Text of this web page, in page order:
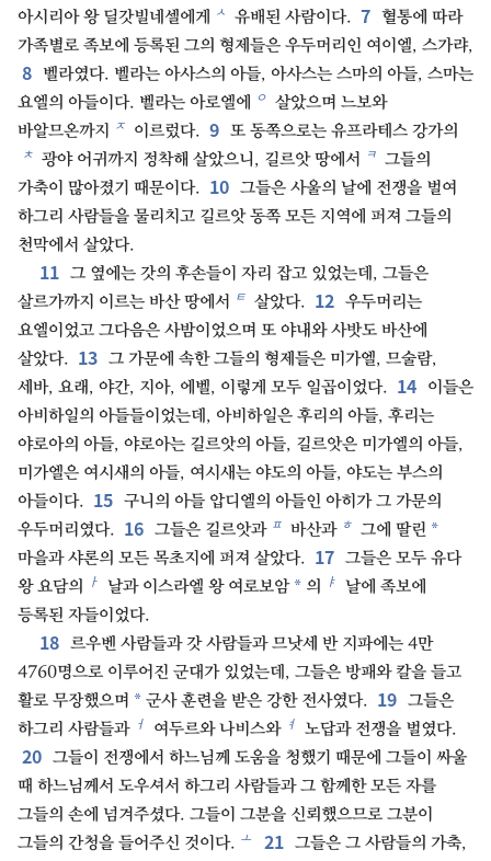
아시리아 왕 딜갓빌네셀에게
ㅅ 유배된 사람이다. 7 혈통에 따라
가족별로 족보에 등록된 그의 형제들은 우두머리인 여이엘, 스가랴,
8
벨라였다. 벨라는 아사스의 아들, 아사스는 스마의 아들, 스마는
요엘의 아들이다. 벨라는 아로엘에
ㅇ 살았으며 느보와
바알므온까지
ㅈ 이르렀다. 9 또 동쪽으로는 유프라테스 강가의
ㅊ 광야 어귀까지 정착해 살았으니, 길르앗 땅에서 ㅋ 그들의
가축이 많아졌기 때문이다. 10 그들은 사울의 날에 전쟁을 벌여
하그리 사람들을 물리치고 길르앗 동쪽 모든 지역에 퍼져 그들의
천막에서 살았다.
11 그 옆에는 갓의 후손들이 자리 잡고 있었는데, 그들은
살르가까지 이르는 바산 땅에서 ㅌ 살았다. 12 우두머리는
요엘이었고 그다음은 사밤이었으며 또 야내와 사밧도 바산에
살았다. 13 그 가문에 속한 그들의 형제들은 미가엘, 므술람,
세바, 요래, 야간, 지아, 에벨, 이렇게 모두 일곱이었다. 14
이들은
아비하일의 아들들이었는데, 아비하일은 후리의 아들, 후리는
야로아의 아들, 야로아는 길르앗의 아들, 길르앗은 미가엘의 아들,
미가엘은 여시새의 아들, 여시새는 야도의 아들, 야도는 부스의
아들이다. 15 구니의 아들 압디엘의 아들인 아히가 그 가문의
우두머리였다. 16 그들은 길르앗과 ㅍ 바산과 ㅎ 그에 딸린 *
마을과 샤론의 모든 목초지에 퍼져 살았다. 17 그들은 모두 유다
왕 요담의
ㅏ 날과 이스라엘 왕 여로보암 * 의 ㅑ 날에 족보에
등록된 자들이었다.
18 르우벤 사람들과 갓 사람들과 므낫세 반 지파에는 4만
4760명으로 이루어진 군대가 있었는데, 그들은 방패와 칼을 들고
활로 무장했으며 * 군사 훈련을 받은 강한 전사였다. 19 그들은
하그리 사람들과 ㅓ 여두르와 나비스와 ㅕ 노답과 전쟁을 벌였다.
20 그들이 전쟁에서 하느님께 도움을 청했기 때문에 그들이 싸울
때 하느님께서 도우셔서 하그리 사람들과 그 함께한 모든 자를
그들의 손에 넘겨주셨다. 그들이 그분을 신뢰했으므로 그분이
그들의 간청을 들어주신 것이다. ㅗ 21 그들은 그 사람들의 가축,